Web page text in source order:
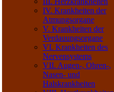
IV. Krankheiten der
Atmungsorgane
V. Krankheiten der
Verdauungsorgane
VI. Krankheiten des
Nervensystems
VII. Augen-, Ohren-,
Nasen- und
Halskrankheiten